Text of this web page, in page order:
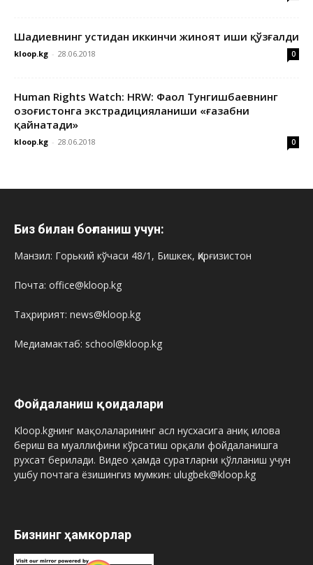
Шадиевнинг устидан иккинчи жиноят иши қўзғалди
kloop.kg - 28.06.2018 0
Human Rights Watch: HRW: Фаол Тунгишбаевнинг
Қозоғистонга экстрадицияланиши «ғазабни
қайнатади»
kloop.kg - 28.06.2018 0
Биз билан боғланиш учун:
Манзил: Горький кўчаси 48/1, Бишкек, Қирғизистон
Почта: office@kloop.kg
Таҳририят: news@kloop.kg
Медиамактаб: school@kloop.kg
Фойдаланиш қоидалари
Kloop.kgнинг мақолаларининг асл нусхасига аниқ илова
бериш ва муаллифини кўрсатиш орқали фойдаланишга
рухсат берилади. Видео ҳамда суратларни қўлланиш учун
ушбу почтага ёзишингиз мумкин: ulugbek@kloop.kg
Бизнинг ҳамкорлар